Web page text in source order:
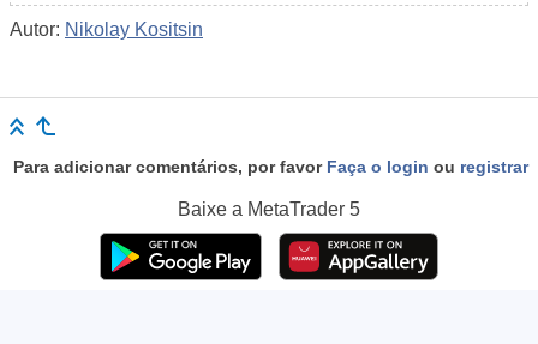
Autor: Nikolay Kositsin
Para adicionar comentários, por favor Faça o login ou registrar
Baixe a MetaTrader 5